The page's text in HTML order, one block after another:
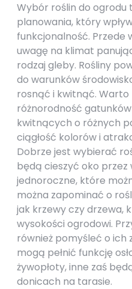
Wybór roślin do
planowania, który
funkcjonalność. Przede
uwagę na klimat
rodzaj gleby. Rośliny
do warunków
rosnąć i kwitnąć. Warto
różnorodność
kwitnących o różnych
ciągłość kolorów i
Dobrze jest wybierać
będą cieszyć oko przez
jednoroczne, które
można zapominać o
jak krzewy czy drzewa,
wysokości ogrodowi.
również pomyśleć o ich
mogą pełnić funkcję
żywopłoty, inne zaś
donicach na tarasie.